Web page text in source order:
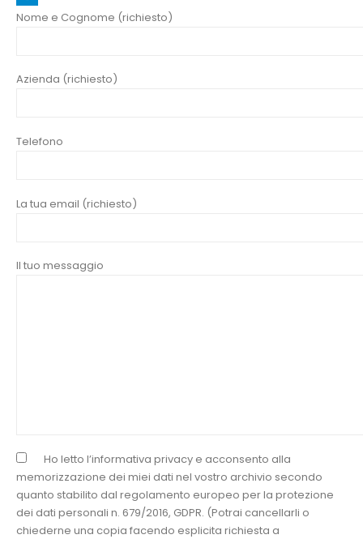
Nome e Cognome (richiesto)
Azienda (richiesto)
Telefono
La tua email (richiesto)
Il tuo messaggio
Ho letto l’informativa privacy e acconsento alla
memorizzazione dei miei dati nel vostro archivio secondo
quanto stabilito dal regolamento europeo per la protezione
dei dati personali n. 679/2016, GDPR. (Potrai cancellarli o
chiederne una copia facendo esplicita richiesta a